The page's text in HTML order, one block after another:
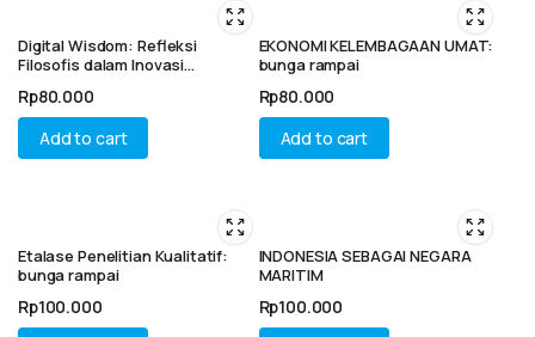
Digital Wisdom: Refleksi
Filosofis dalam Inovasi
Rp80.000
Add to cart
EKONOMI KELEMBAGAAN UMAT:
bunga rampai
Rp80.000
Add to cart
Etalase Penelitian Kualitatif:
bunga rampai
Rp100.000
INDONESIA SEBAGAI NEGARA
MARITIM
Rp100.000